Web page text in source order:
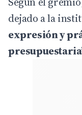
dejado a la
expresión y